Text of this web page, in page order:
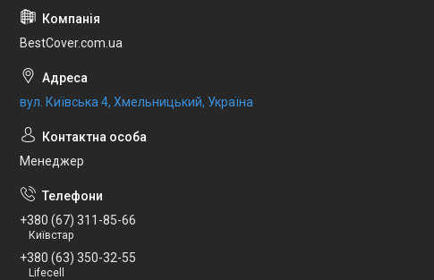
BestCover.com.ua
вул. Київська 4, Хмельницький, Україна
Менеджер
+380 (67) 311-85-66
Київстар
+380 (63) 350-32-55
Lifecell